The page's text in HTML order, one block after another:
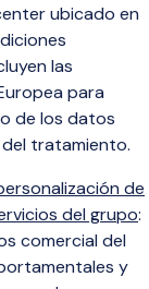
ubicado en
las
para
de los datos
tratamiento.
de
del grupo:
comercial del
y